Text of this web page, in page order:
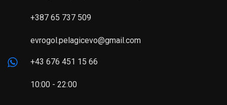
+387 65 737 509
evrogol.pelagicevo@gmail.com
+43 676 451 15 66
10:00 - 22:00